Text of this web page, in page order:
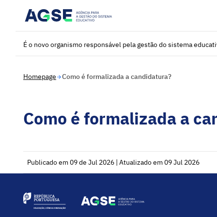
É o novo organismo responsável pela gestão do sistema
Homepage Como é formalizada a candidatura?
Como é formalizada a
Publicado em 09 de Jul 2026 | Atualizado em 09 Jul 2026